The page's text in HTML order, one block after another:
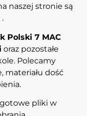
naszej stronie są
Polski 7 MAC
oraz pozostałe
Polecamy
materiału dość
pliki w